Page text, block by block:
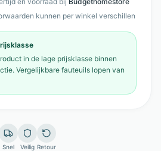
kunnen per winkel verschillen
in de lage prijsklasse binnen
Vergelijkbare fauteuils lopen van
Snel Veilig Retour